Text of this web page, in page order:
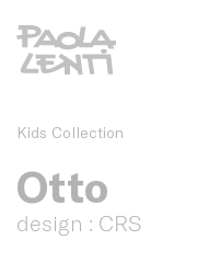
Kids Collection
Otto
design : CRS